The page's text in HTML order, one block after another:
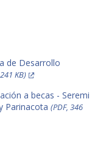
de Desarrollo
KB)
a becas - Seremi
Parinacota (PDF, 346